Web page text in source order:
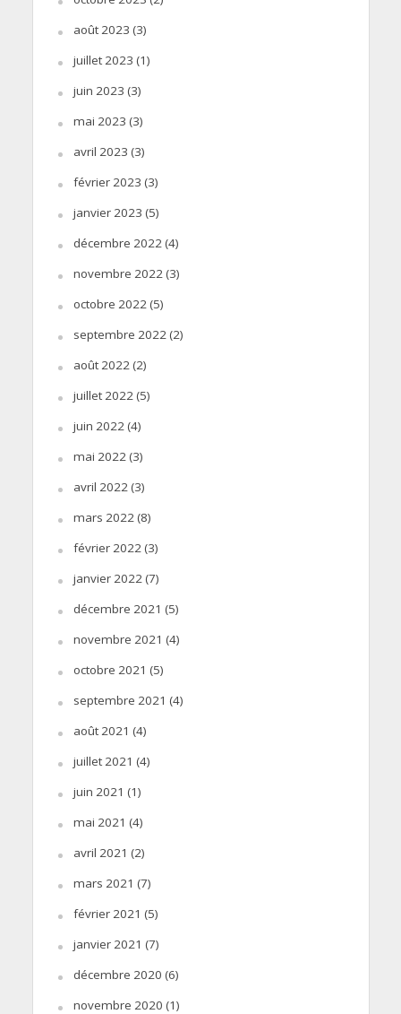
août 2023 (3)
juillet 2023 (1)
juin 2023 (3)
mai 2023 (3)
avril 2023 (3)
février 2023 (3)
janvier 2023 (5)
décembre 2022(4)
novembre 2022(3)
octobre 2022(5)
septembre 2022(2)
août 2022(2)
juillet 2022(5)
juin 2022(4)
mai 2022(3)
avril 2022(3)
mars 2022(8)
février 2022(3)
janvier 2022(7)
décembre 2021 (5)
novembre 2021 (4)
octobre 2021 (5)
septembre 2021 (4)
août 2021 (4)
juillet 2021 (4)
juin 2021 (1)
mai 2021 (4)
avril 2021 (2)
mars 2021 (7)
février 2021 (5)
janvier 2021 (7)
décembre 2020 (6)
novembre 2020 (1)